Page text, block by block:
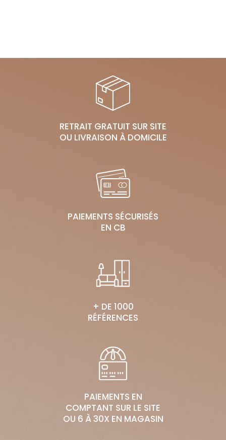
RETRAIT GRATUIT SUR SITE
OU LIVRAISON À DOMICILE
PAIEMENTS SÉCURISÉS
EN CB
+ DE 1000
RÉFÉRENCES
PAIEMENTS EN
COMPTANT SUR LE SITE
OU 6 À 30X EN MAGASIN